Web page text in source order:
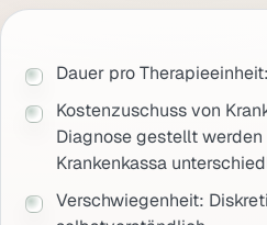
Dauer pro
Kostenzuschuss von
Diagnose gestellt werden
Krankenkassa
Verschwiegenheit: